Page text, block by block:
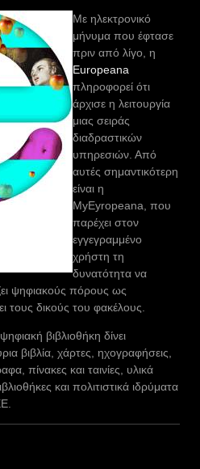
Με ηλεκτρονικό
μήνυμα που έφτασε
πριν από λίγο, η
Europeana
πληροφορεί ότι
άρχισε η λειτουργία
μιας σειράς
διαδραστικών
υπηρεσιών. Από
αυτές σημαντικότερη
είναι η
MyEyropeana, που
παρέχει στον
εγγεγραμμένο
χρήστη τη
δυνατότητα να
ψηφιακούς πόρους ως
τους δικούς του φακέλους.
βιβλιοθήκη δίνει
βιβλία, χάρτες, ηχογραφήσεις,
πίνακες και ταινίες, υλικά
και πολιτιστικά ιδρύματα